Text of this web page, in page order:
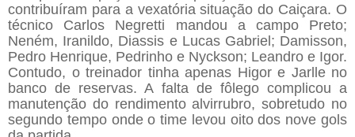
contribuíram para a vexatória situação do Caiçara. O
técnico Carlos Negretti mandou a campo Preto;
Neném, Iranildo, Diassis e Lucas Gabriel; Damisson,
Pedro Henrique, Pedrinho e Nyckson; Leandro e Igor.
Contudo, o treinador tinha apenas Higor e Jarlle no
banco de reservas. A falta de fôlego complicou a
manutenção do rendimento alvirrubro, sobretudo no
segundo tempo onde o time levou oito dos nove gols